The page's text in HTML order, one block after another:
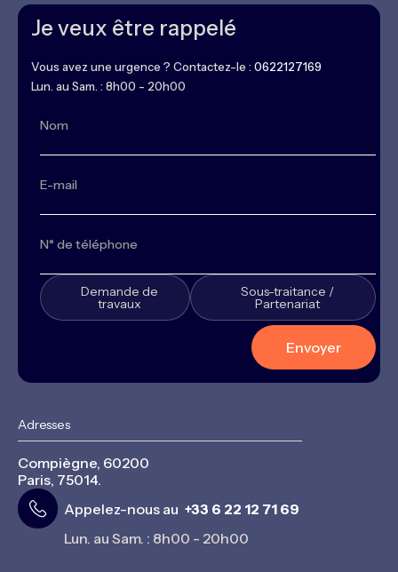
Je veux être rappelé
Vous avez une urgence ? Contactez-le : 0622127169
Lun. au Sam. : 8h00 - 20h00
Demande de
travaux
Sous-traitance /
Partenariat
Adresses
Compiègne, 60200
Paris, 75014.
Appelez-nous au +33 6 22 12 71 69
Lun. au Sam. : 8h00 - 20h00